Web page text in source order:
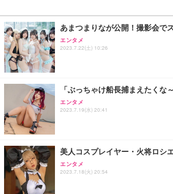
あまつまりなが公開！撮影会で
エンタメ
2023.7.22(土) 10:26
「ぶっちゃけ船長捕まえたく
エンタメ
2023.7.19(水) 20:41
美人コスプレイヤー・火将ロシ
エンタメ
2023.7.18(火) 20:54